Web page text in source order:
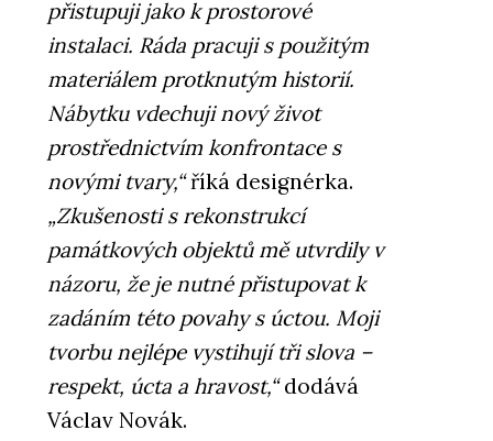
přistupuji jako k prostorové
instalaci. Ráda pracuji s použitým
materiálem protknutým historií.
Nábytku vdechuji nový život
prostřednictvím konfrontace s
novými tvary,“říká designérka.
„Zkušenosti s rekonstrukcí
památkových objektů mě utvrdily v
názoru, že je nutné přistupovat k
zadáním této povahy s úctou. Moji
tvorbu nejlépe vystihují tři slova –
respekt, úcta a hravost,“dodává
Václav Novák.